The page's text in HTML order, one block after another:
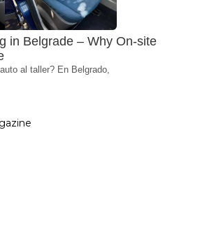
in Belgrade – Why On-site
al taller? En Belgrado,